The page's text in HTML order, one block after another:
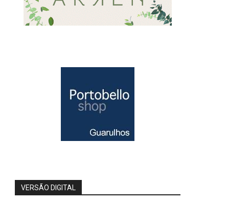
VERSÃO DIGITAL